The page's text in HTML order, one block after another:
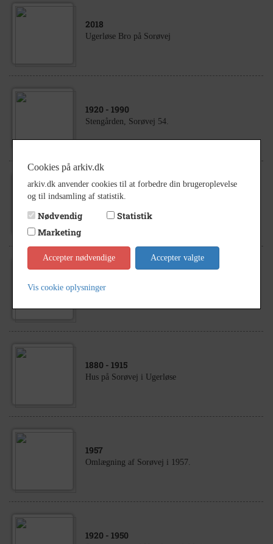
2018
Ugerløse Bro på Sorøvej
1920 - 1990
Stengården, Sorøvej 54.
1930- 1945
Stormskade på gården Sorøvej 6
1880 - 1915
Hus på Sorøvej i Ugerløse
1957
Omlægning af Sorøvej i 1957.
1920 - 1950
Cookies på arkiv.dk
arkiv.dk anvender cookies til at forbedre din brugeroplevelse
og til indsamling af statistik.
Nødvendig
Statistik
Marketing
Accepter nødvendige Accepter valgte
Vis cookie oplysninger